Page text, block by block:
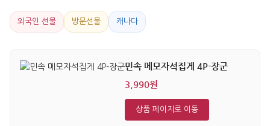
외국인 선물 방문선물 캐나다
민속 메모자석집게 4P-장군
3,990원
상품 페이지로 이동